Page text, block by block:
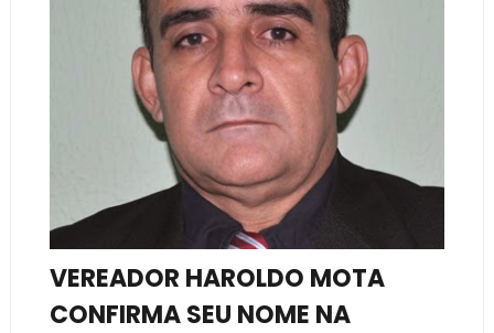
VEREADOR HAROLDO MOTA
CONFIRMA SEU NOME NA